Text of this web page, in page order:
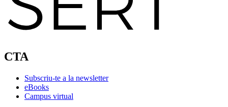
CTA
Subscriu-te a la newsletter
eBooks
Campus virtual